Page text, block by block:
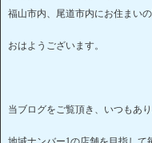
福山市内、尾道市内にお住まい
おはようございます。
当ブログをご覧頂き、いつもあ